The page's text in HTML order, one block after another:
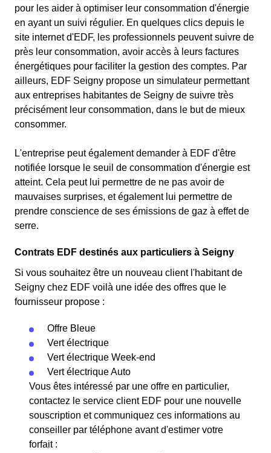
pour les aider à optimiser leur consommation d'énergie
en ayant un suivi régulier. En quelques clics depuis le
site internet d'EDF, les professionnels peuvent suivre de
près leur consommation, avoir accès à leurs factures
énergétiques pour faciliter la gestion des comptes. Par
ailleurs, EDF Seigny propose un simulateur permettant
aux entreprises habitantes de Seigny de suivre très
précisément leur consommation, dans le but de mieux
consommer.
L'entreprise peut également demander à EDF d'être
notifiée lorsque le seuil de consommation d'énergie est
atteint. Cela peut lui permettre de ne pas avoir de
mauvaises surprises, et également lui permettre de
prendre conscience de ses émissions de gaz à effet de
serre.
Contrats EDF destinés aux particuliers à Seigny
Si vous souhaitez être un nouveau client l'habitant de
Seigny chez EDF voilà une idée des offres que le
fournisseur propose :
Offre Bleue
Vert électrique
Vert électrique Week-end
Vert électrique Auto
Vous êtes intéressé par une offre en particulier,
contactez le service client EDF pour une nouvelle
souscription et communiquez ces informations au
conseiller par téléphone avant d'estimer votre
forfait :